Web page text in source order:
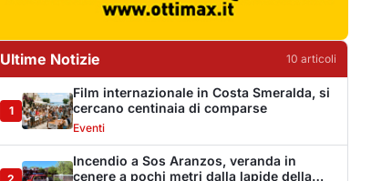
Ultime Notizie 10 articoli
1
Film internazionale in Costa Smeralda, si
cercano centinaia di comparse
Eventi
Incendio a Sos Aranzos, veranda in
cenere a pochi metri dalla lapide della